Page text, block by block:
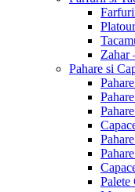
Zahar
Pahare si
Palete